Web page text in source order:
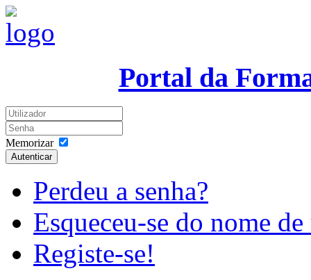
Portal da
Memorizar
Autenticar
Perdeu a senha?
Esqueceu-se do nome
Registe-se!